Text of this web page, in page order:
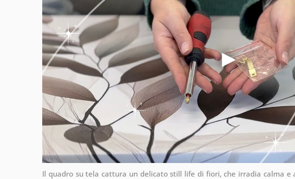
Il quadro su tela cattura un delicato still life di fiori, che irradia calma